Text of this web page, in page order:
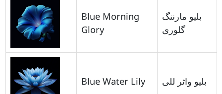
Blue Morning
Glory
بلیو مارننگ
گلوری
Blue Water Lily بلیو واٹر للی